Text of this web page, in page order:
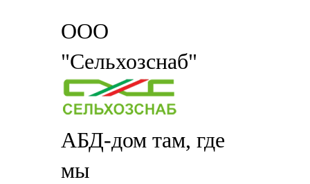
ООО
"Сельхозснаб"
АБД-дом там, где
мы